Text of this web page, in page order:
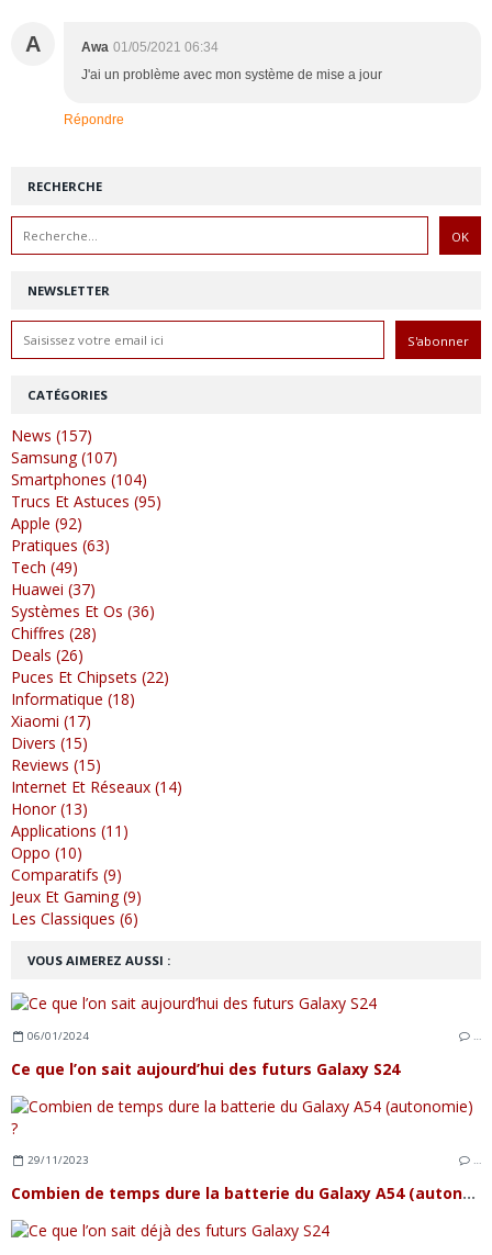
A Awa 01/05/2021 06:34
J'ai un problème avec mon système de mise a jour
Répondre
NEWSLETTER
RECHERCHE
VOUS AIMEREZ AUSSI :
06/01/2024 …
Ce que l’on sait aujourd’hui des futurs Galaxy S24
29/11/2023 …
Combien de temps dure la batterie du Galaxy A54 (autonomie) ?
CATÉGORIES
News (157)
Samsung (107)
Smartphones (104)
Trucs Et Astuces (95)
Apple (92)
Pratiques (63)
Tech (49)
Huawei (37)
Systèmes Et Os (36)
Chiffres (28)
Deals (26)
Puces Et Chipsets (22)
Informatique (18)
Xiaomi (17)
Divers (15)
Reviews (15)
Internet Et Réseaux (14)
Honor (13)
Applications (11)
Oppo (10)
Comparatifs (9)
Jeux Et Gaming (9)
Les Classiques (6)